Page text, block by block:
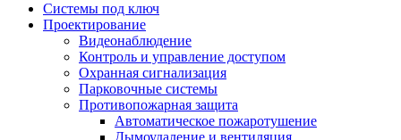
Системы под ключ
Проектирование
Видеонаблюдение
Контроль и управление доступом
Охранная сигнализация
Парковочные системы
Противопожарная защита
Автоматическое пожаротушение
Дымоудаление и вентиляция